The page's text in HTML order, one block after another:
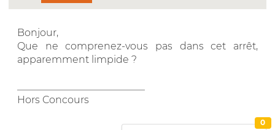
Bonjour,
Que ne comprenez-vous pas dans cet arrêt,
apparemment limpide ?
Hors Concours
0